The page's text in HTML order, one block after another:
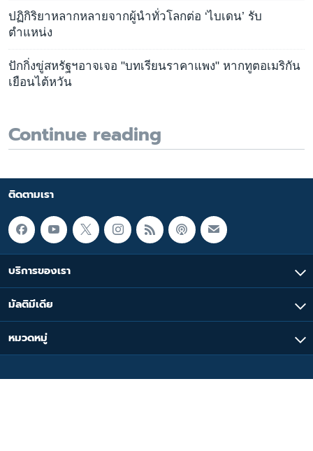
ปฏิกิริยาหลากหลายจากผู้นำทั่วโลกต่อ ‘ไบเดน’ รับ
ตำแหน่ง
ปักกิ่งขู่สหรัฐฯอาจเจอ "บทเรียนราคาแพง" หากทูตอเมริกัน
เยือนไต้หวัน
Continue reading
ติดตามเรา
บริการของเรา
มัลติมีเดีย
หมวดหมู่